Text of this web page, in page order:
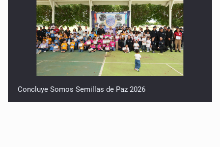
Concluye Somos Semillas de Paz 2026